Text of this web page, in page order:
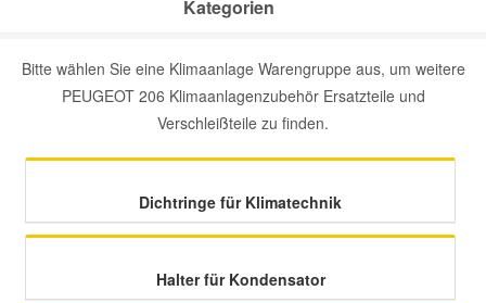
Kategorien
Bitte wählen Sie eine Klimaanlage Warengruppe aus, um weitere
PEUGEOT 206 Klimaanlagenzubehör Ersatzteile und
Verschleißteile zu finden.
Dichtringe für Klimatechnik
Halter für Kondensator
Mini Ersatzteile
Mitsubishi Ersatzteile
Nissan Ersatzteile
Porsche Ersatzteile